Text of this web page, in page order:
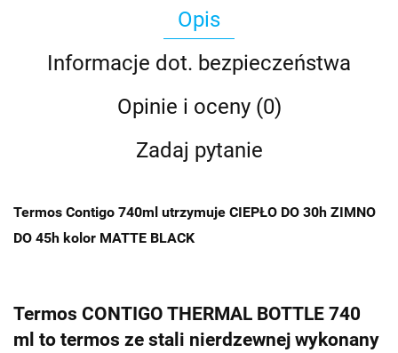
Opis
Informacje dot. bezpieczeństwa
Opinie i oceny (0)
Zadaj pytanie
Termos Contigo 740ml utrzymuje CIEPŁO DO 30h ZIMNO
DO 45h kolor MATTE BLACK
Termos CONTIGO THERMAL BOTTLE 740
ml to termos ze stali nierdzewnej wykonany